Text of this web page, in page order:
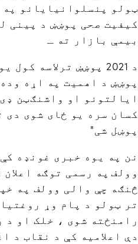
ټولو پنسلوانیایانو
کیفیت صحی پوښښ د پینی
بیمې بازار ته ـ
ایالتونو او واشنګټن
کسان سره یو ځای شوی دی
پوښل شی"
نن په یوه خبری غونډه
وولف
تر ټولو د پام وړ
رامنځته شوی ، خلک او د
دې اعلامیه کې د نقاب د